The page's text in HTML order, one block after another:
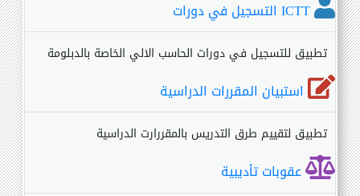
تطبيق للتسجيل في دورات الحاسب الالي الخاصة بالدبلومة
استبيان المقررات الدراسية
تطبيق لتقييم طرق التدريس بالمقررارت الدراسية
عقوبات تأديبية